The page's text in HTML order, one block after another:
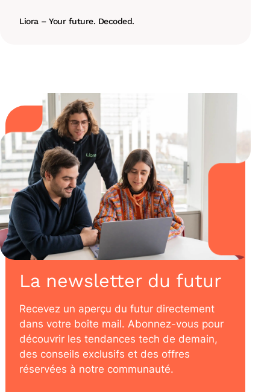
Liora – Your future. Decoded.
La newsletter du futur
Recevez un aperçu du futur directement
dans votre boîte mail. Abonnez-vous pour
découvrir les tendances tech de demain,
des conseils exclusifs et des offres
réservées à notre communauté.